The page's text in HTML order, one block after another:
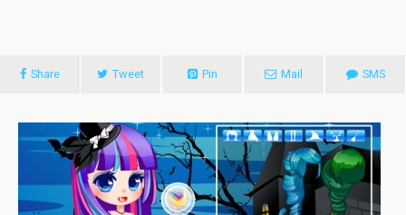
Share Tweet Pin Mail SMS